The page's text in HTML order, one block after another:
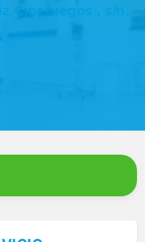
Cinefuegos , s/n,